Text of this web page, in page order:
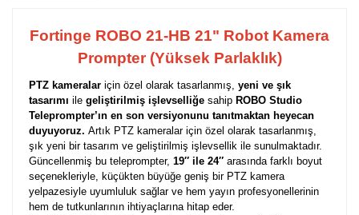
Fortinge ROBO 21-HB 21" Robot Kamera
Prompter (Yüksek Parlaklık)
PTZ kameralar için özel olarak tasarlanmış, yeni ve şık
tasarımı ile geliştirilmiş işlevselliğe sahip ROBO Studio
Teleprompter’ın en son versiyonunu tanıtmaktan heyecan
duyuyoruz. Artık PTZ kameralar için özel olarak tasarlanmış,
şık yeni bir tasarım ve geliştirilmiş işlevsellik ile sunulmaktadır.
Güncellenmiş bu teleprompter, 19″ ile 24″ arasında farklı boyut
seçenekleriyle, küçükten büyüğe geniş bir PTZ kamera
yelpazesiyle uyumluluk sağlar ve hem yayın profesyonellerinin
hem de tutkunlarının ihtiyaçlarına hitap eder.